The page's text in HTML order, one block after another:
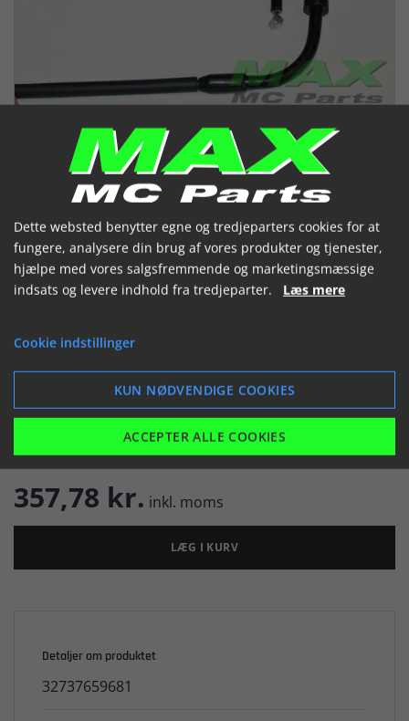
CHOKERKABEL BMW
(048416)
Er på lager
357,78 kr. inkl. moms
LÆG I KURV
Detaljer om produktet
32737659681
Dette websted benytter egne og tredjeparters cookies for at
fungere, analysere din brug af vores produkter og tjenester,
hjælpe med vores salgsfremmende og marketingsmæssige
indsats og levere indhold fra tredjeparter. Læs mere
Cookie indstillinger
KUN NØDVENDIGE COOKIES
ACCEPTER ALLE COOKIES